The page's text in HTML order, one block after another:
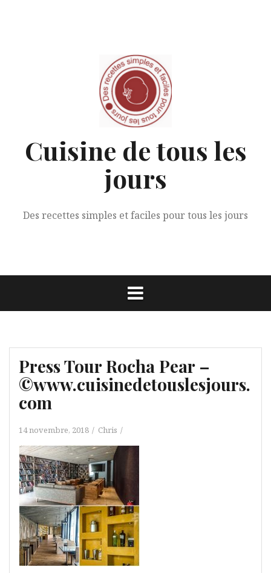
Cuisine de tous les
jours
Des recettes simples et faciles pour tous les jours
Press Tour Rocha Pear –
©www.cuisinedetouslesjours.
com
14 novembre, 2018 Chris